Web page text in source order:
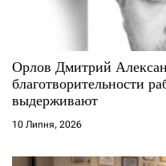
Орлов Дмитрий
благотворительности
выдерживают
10 Липня, 2026